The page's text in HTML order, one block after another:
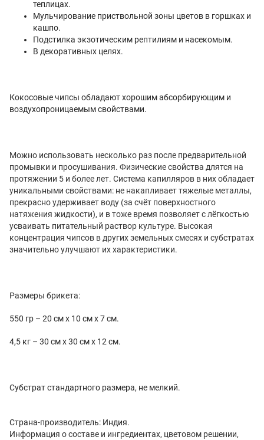
теплицах.
Мульчирование приствольной зоны цветов в горшках и
кашпо.
Подстилка экзотическим рептилиям и насекомым.
В декоративных целях.
Кокосовые чипсы обладают хорошим абсорбирующим и
воздухопроницаемым свойствами.
Можно использовать несколько раз после предварительной
промывки и просушивания. Физические свойства длятся на
протяжении 5 и более лет. Система капилляров в них обладает
уникальными свойствами: не накапливает тяжелые металлы,
прекрасно удерживает воду (за счёт поверхностного
натяжения жидкости), и в тоже время позволяет с лёгкостью
усваивать питательный раствор культуре. Высокая
концентрация чипсов в других земельных смесях и субстратах
значительно улучшают их характеристики.
Размеры брикета:
550 гр – 20 см х 10 см х 7 см.
4,5 кг – 30 см х 30 см х 12 см.
Субстрат стандартного размера, не мелкий.
Страна-производитель: Индия.
Информация о составе и ингредиентах, цветовом решении,